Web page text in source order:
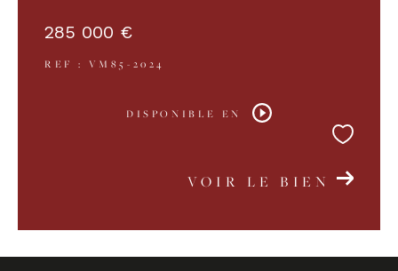
285 000 €
REF : VM85-2024
DISPONIBLE EN
VOIR LE BIEN